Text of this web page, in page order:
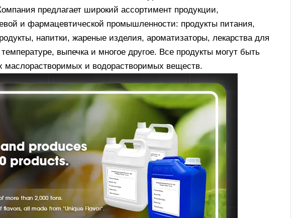
предлагает широкий ассортимент продукции,
и фармацевтической промышленности: продукты питания,
напитки, жареные изделия, ароматизаторы, лекарства для
выпечка и многое другое. Все продукты могут быть
маслорастворимых и водорастворимых веществ.